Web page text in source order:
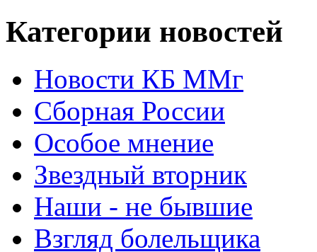
Категории новостей
Новости КБ ММг
Сборная России
Особое мнение
Звездный вторник
Наши - не бывшие
Взгляд болельщика